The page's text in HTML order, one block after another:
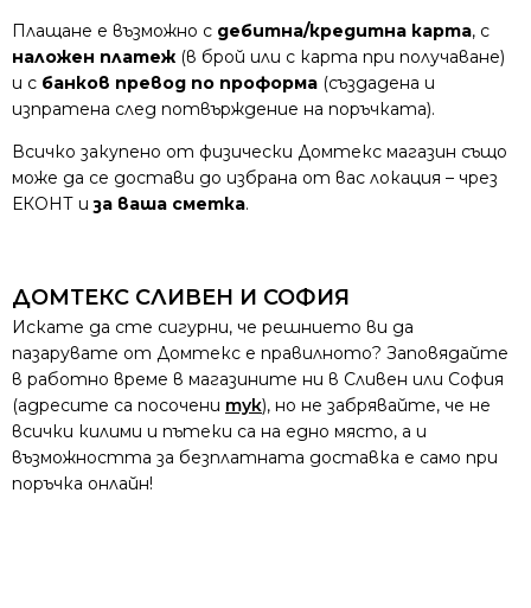
Плащане е възможно с дебитна/кредитна карта, с
наложен платеж (в брой или с карта при получаване)
и с банков превод по проформа (създадена и
изпратена след потвърждение на поръчката).
Всичко закупено от физически Домтекс магазин също
може да се достави до избрана от вас локация – чрез
ЕКОНТ иза ваша сметка.
ДОМТЕКС СЛИВЕН И СОФИЯ
Искате да сте сигурни, че решнието ви да
пазарувате от Домтекс е правилното? Заповядайте
в работно време в магазините ни в Сливен или София
(адресите са посочени тук), но не забрявайте, че не
всички килими и пътеки са на едно място, а и
възможността за безплатната доставка е само при
поръчка онлайн!